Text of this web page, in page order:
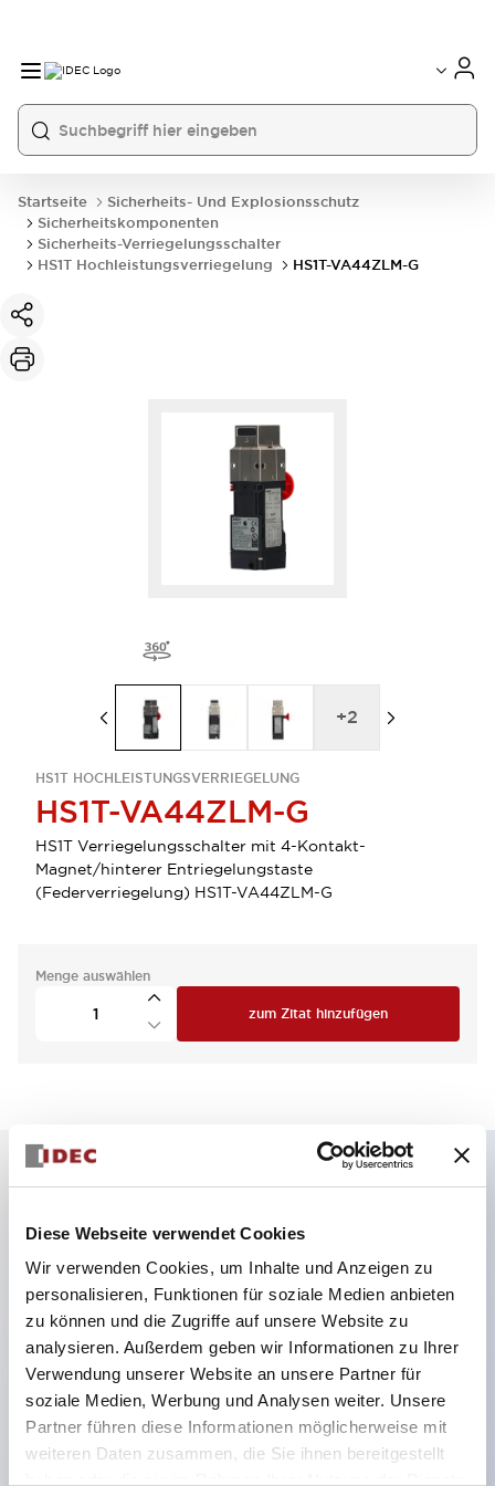
Diese Webseite verwendet Cookies
Wir verwenden Cookies, um Inhalte und Anzeigen zu
personalisieren, Funktionen für soziale Medien anbieten
zu können und die Zugriffe auf unsere Website zu
analysieren. Außerdem geben wir Informationen zu Ihrer
Verwendung unserer Website an unsere Partner für
soziale Medien, Werbung und Analysen weiter. Unsere
Partner führen diese Informationen möglicherweise mit
weiteren Daten zusammen, die Sie ihnen bereitgestellt
Startseite
Sicherheits- Und Explosionsschutz
Sicherheitskomponenten
Sicherheits-Verriegelungsschalter
HS1T Hochleistungsverriegelung
HS1T-VA44ZLM-G
HS1T HOCHLEISTUNGSVERRIEGELUNG
HS1T-VA44ZLM-G
HS1T Verriegelungsschalter mit 4-Kontakt-
Magnet/hinterer Entriegelungstaste
(Federverriegelung) HS1T-VA44ZLM-G
+2
Menge auswählen
zum Zitat hinzufügen
4 Kontakte 1NC, 1NO und 1NC, 1NO, Federsperre,
Entriegelungstaste hinten
Kleinste Baugröße der Branche mit 5000N
Verriegelungskraft
Federklemmenanschluss verhindert das Lockern
der Drähte
Energieeffizienter Solenoid-Verbrauch von